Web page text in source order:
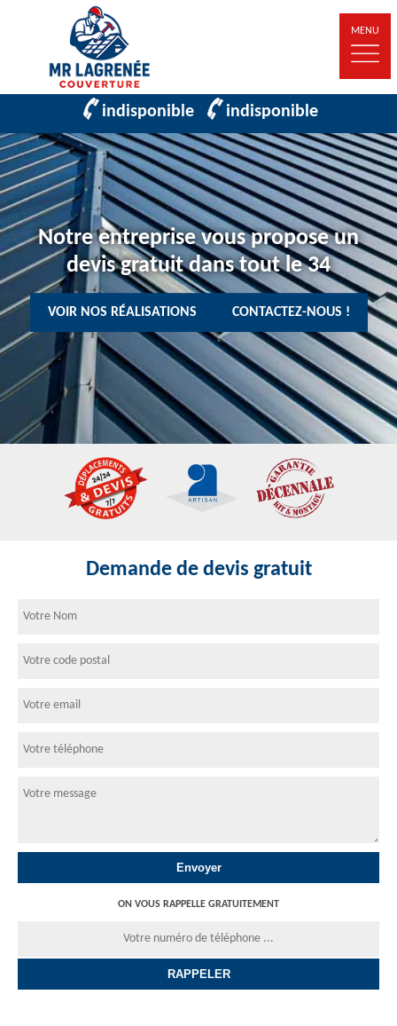
MENU
indisponible indisponible
Notre entreprise vous propose un
devis gratuit dans tout le 34
VOIR NOS RÉALISATIONS CONTACTEZ-NOUS !
Demande de devis gratuit
ON VOUS RAPPELLE GRATUITEMENT